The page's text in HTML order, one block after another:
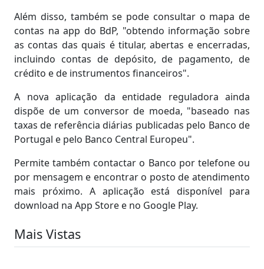
Além disso, também se pode consultar o mapa de
contas na app do BdP, "obtendo informação sobre
as contas das quais é titular, abertas e encerradas,
incluindo contas de depósito, de pagamento, de
crédito e de instrumentos financeiros".
A nova aplicação da entidade reguladora ainda
dispõe de um conversor de moeda, "baseado nas
taxas de referência diárias publicadas pelo Banco de
Portugal e pelo Banco Central Europeu".
Permite também contactar o Banco por telefone ou
por mensagem e encontrar o posto de atendimento
mais próximo. A aplicação está disponível para
download na App Store e no Google Play.
Mais Vistas